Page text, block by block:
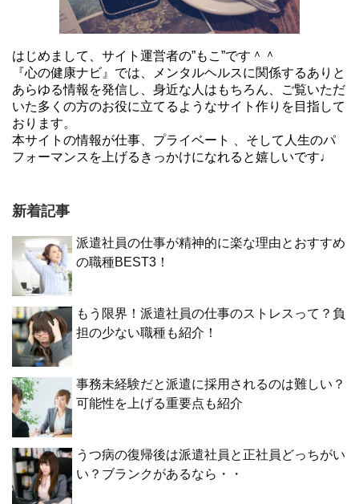
はじめまして、サイト運営者の”もこ”です＾＾
『心の健康ナビ』では、メンタルヘルスに関係するありと
あらゆる情報を発信し、身近な人はもちろん、ご覧いただ
いた多くの方のお役に立てるようなサイト作りを目指して
おります。
本サイトの情報が仕事、プライベート 、そして人生のパ
フォーマンスを上げるきっかけになれると嬉しいです♩
新着記事
派遣社員の仕事が精神的に楽な理由とおすすめ
の職種BEST3！
もう限界！派遣社員の仕事のストレスって？負
担の少ない職種も紹介！
事務未経験だと派遣に採用されるのは難しい？
可能性を上げる重要点も紹介
うつ病の復帰後は派遣社員と正社員どっちがい
い？ブランクがあるなら・・